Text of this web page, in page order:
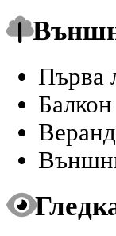
Първа
Балкон